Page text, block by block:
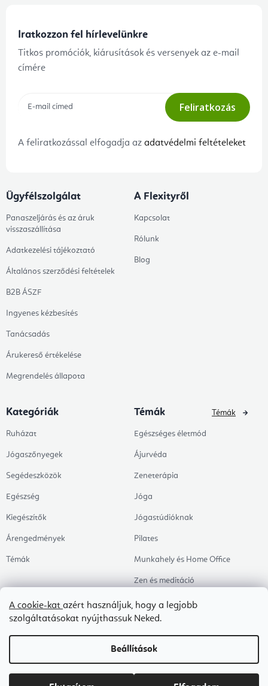
A cookie-kat azért használjuk, hogy a legjobb
szolgáltatásokat nyújthassuk Neked.
Beállítások
Iratkozzon fel hírlevelünkre
Titkos promóciók, kiárusítások és versenyek az e-mail
címére
Feliratkozás
A feliratkozással elfogadja az adatvédelmi feltételeket
Ügyfélszolgálat
Panaszeljárás és az áruk
visszaszállítása
Adatkezelési tájékoztató
Általános szerződési feltételek
B2B ÁSZF
Ingyenes kézbesítés
Tanácsadás
Árukereső értékelése
Megrendelés állapota
A Flexityről
Kapcsolat
Rólunk
Blog
Kategóriák
Ruházat
Jógaszőnyegek
Segédeszközök
Egészség
Kiegészítők
Árengedmények
Témák
Témák
Egészséges életmód
Ájurvéda
Zeneterápia
Jóga
Jógastúdióknak
Pilates
Munkahely és Home Office
Zen és meditáció
Aromaterápia
Egészséges alvás
Kedvenceink
Témák
Copyright 2026Flexity. Minden jog fenntartva.Süti beállítások szerkesztése